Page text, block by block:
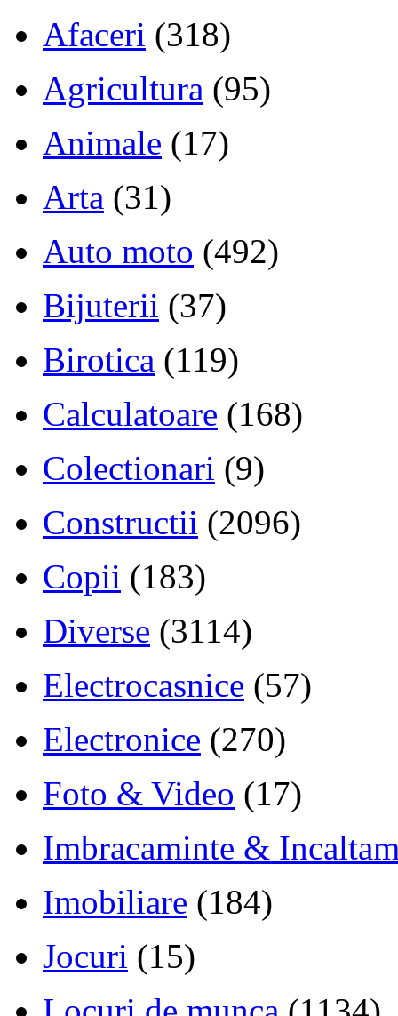
Afaceri (318)
Agricultura (95)
Animale (17)
Arta (31)
Auto moto (492)
Bijuterii (37)
Birotica (119)
Calculatoare (168)
Colectionari (9)
Constructii (2096)
Copii (183)
Diverse (3114)
Electrocasnice (57)
Electronice (270)
Foto & Video (17)
Imbracaminte &
Imobiliare (184)
Jocuri (15)